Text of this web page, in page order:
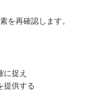
を再確認します。
に捉え
提供する